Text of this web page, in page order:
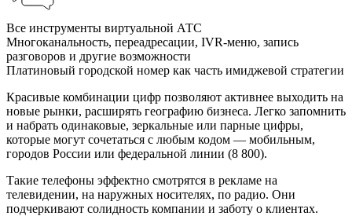
Все инструменты виртуальной АТС
Многоканальность, переадресации, IVR-меню, запись
разговоров и другие возможности
Платиновый городской номер как часть имиджевой стратегии
Красивые комбинации цифр позволяют активнее выходить на
новые рынки, расширять географию бизнеса. Легко запомнить
и набрать одинаковые, зеркальные или парные цифры,
которые могут сочетаться с любым кодом — мобильным,
городов России или федеральной линии (8 800).
Такие телефоны эффектно смотрятся в рекламе на
телевидении, на наружных носителях, по радио. Они
подчеркивают солидность компании и заботу о клиентах.